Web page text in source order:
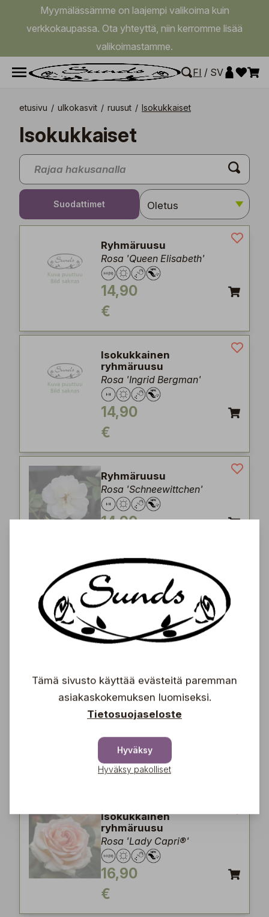
Myymälässämme on laajempi valikoima kuin
verkkokaupassa. Ota yhteyttä, niin kerromme lisää
valikoimastamme.
FI / SV
etusivu / ulkokasvit / ruusut / Isokukkaiset
Isokukkaiset
Suodattimet
Ryhmäruusu
Rosa 'Queen Elisabeth'
14,90
€
Isokukkainen
ryhmäruusu
Rosa 'Ingrid Bergman'
14,90
€
Ryhmäruusu
Rosa 'Schneewittchen'
14,90
Ryhmäruusu
Rosa 'Peace'
14,90
Isokukkainen
ryhmäruusu
Rosa 'Avec Amour®'
16,90
€
Isokukkainen
ryhmäruusu
Rosa 'Lady Capri®'
16,90
€
Tämä sivusto käyttää evästeitä paremman
asiakaskokemuksen luomiseksi.
Tietosuojaseloste
Hyväksy
Hyväksy pakolliset